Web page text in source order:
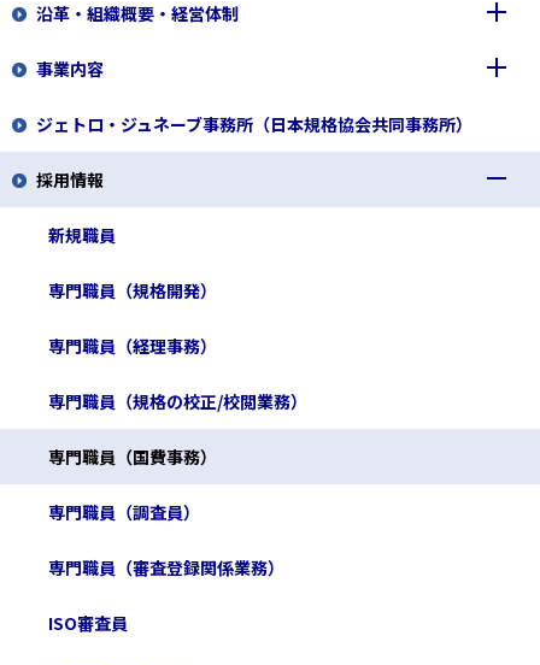
沿革・組織概要・経営体制
沿革
組織概要
経営体制
事業内容
一般財団法人 日本規格協会
日本規格協会ソリューションズ株式会社
一般財団法人 日本要員認証協会
ジェトロ・ジュネーブ事務所（日本規格協会共同事務所）
採用情報
新規職員
専門職員（規格開発）
専門職員（経理事務）
専門職員（規格の校正/校閲業務）
専門職員（国費事務）
専門職員（調査員）
専門職員（審査登録関係業務）
ISO審査員